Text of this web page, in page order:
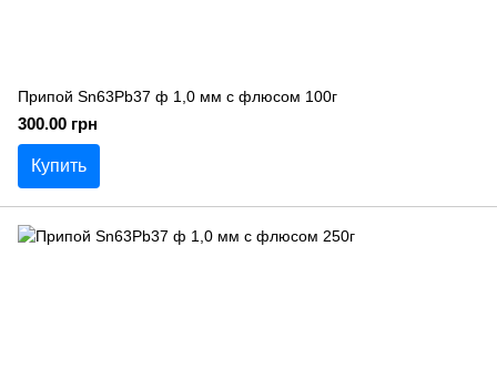
Припой Sn63Pb37 ф 1,0 мм с флюсом 100г
300.00 грн
Купить